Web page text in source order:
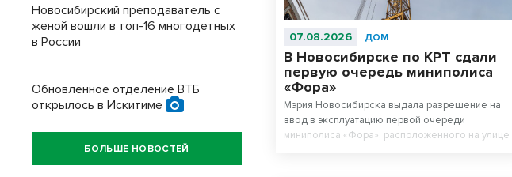
07.08.2026 ДОМ
В Новосибирске по КРТ сдали
первую очередь миниполиса
«Фора»
Мэрия Новосибирска выдала разрешение на
ввод в эксплуатацию первой очереди
миниполиса «Фора», расположенного на улице
Новосибирский преподаватель с
женой вошли в топ-16 многодетных
в России
Обновлённое отделение ВТБ
открылось в Искитиме
БОЛЬШЕ НОВОСТЕЙ